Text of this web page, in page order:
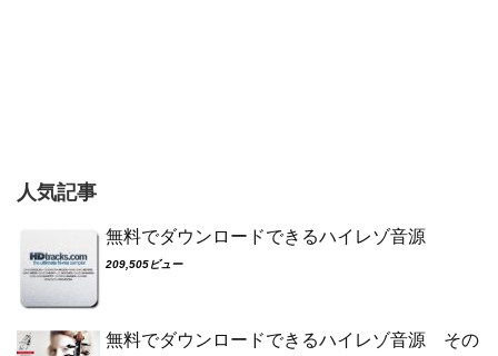
人気記事
無料でダウンロードできるハイレゾ音源
209,505ビュー
無料でダウンロードできるハイレゾ音源 その